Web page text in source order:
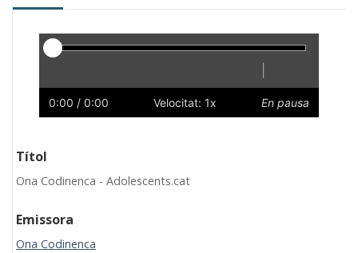
Reproductor
Lent
0:00 / 0:00 Velocitat: 1x En pausa
Títol
Ona Codinenca - Adolescents.cat
Emissora
Ona Codinenca